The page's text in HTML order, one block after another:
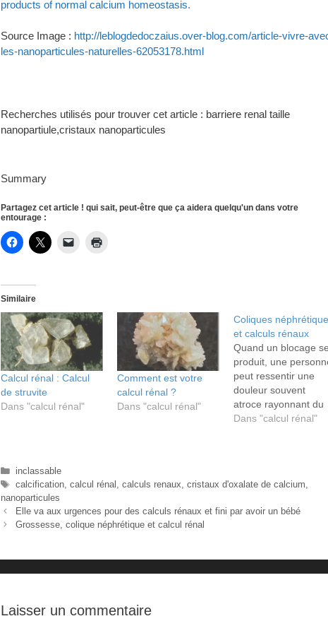
products of normal calcium homeostasis.
Source Image : http://leblogdedoczaius.over-blog.com/article-vivre-
les-nanoparticules-naturelles-62053178.html
Recherches utilisés pour trouver cet article : barriere renal taille
nanopartiule,cristaux nanoparticules
Summary
Partagez cet article ! qui sait, peut-être que ça aidera quelqu'un dans votre
entourage :
Similaire
Calcul rénal : Calcul
de struvite
Dans "calcul rénal"
Comment est votre
calcul rénal ?
Dans "calcul rénal"
Coliques
et calculs rénaux
Quand un blocage
produit, une
peut ressentir une
douleur souvent
atroce rayonnant du
dos et des côtes vers
Dans "calcul rénal"
Catégories
inclassable
Étiquettes
calcification, calcul rénal , calculs renaux, cristaux d'oxalate de calcium,
nanoparticules
Elle va aux urgences pour des calculs rénaux et fini par avoir un bébé
Grossesse, colique néphrétique et calcul rénal
Laisser un commentaire